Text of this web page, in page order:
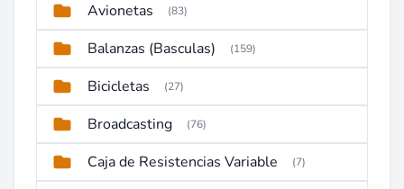
Avionetas (83)
Balanzas (Basculas) (159)
Bicicletas (27)
Broadcasting (76)
Caja de Resistencias Variable (7)